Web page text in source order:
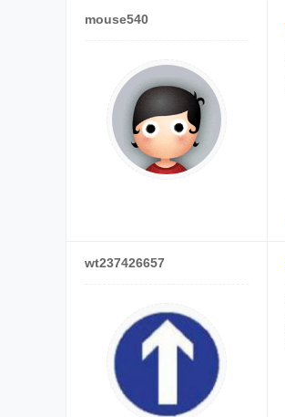
mouse540
wt237426657